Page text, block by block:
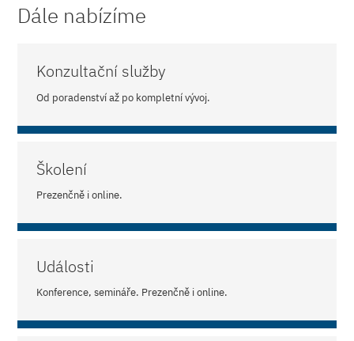
Dále nabízíme
Konzultační služby
Od poradenství až po kompletní vývoj.
Školení
Prezenčně i online.
Události
Konference, semináře. Prezenčně i online.